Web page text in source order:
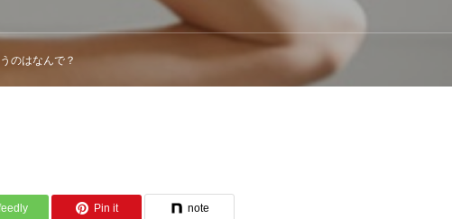
のはなんで？
Pin it note